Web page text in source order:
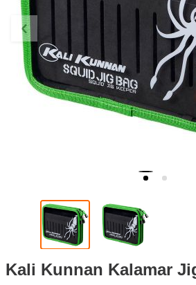
Kali Kunnan Kalamar